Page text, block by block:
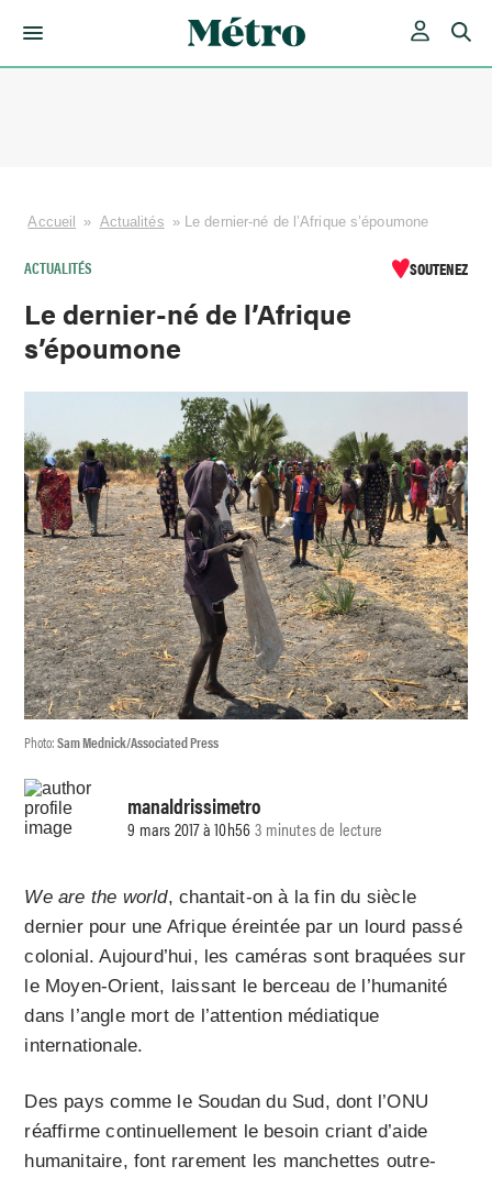
Accueil » Actualités » Le dernier-né de l’Afrique s’époumone
ACTUALITÉS SOUTENEZ
Le dernier-né de l’Afrique
s’époumone
Photo:Sam Mednick/Associated Press
manaldrissimetro
9 mars 2017 à 10h563 minutes de lecture
We are the world, chantait-on à la fin du siècle
dernier pour une Afrique éreintée par un lourd passé
colonial. Aujourd’hui, les caméras sont braquées sur
le Moyen-Orient, laissant le berceau de l’humanité
dans l’angle mort de l’attention médiatique
internationale.
Des pays comme le Soudan du Sud, dont l’ONU
réaffirme continuellement le besoin criant d’aide
humanitaire, font rarement les manchettes outre-